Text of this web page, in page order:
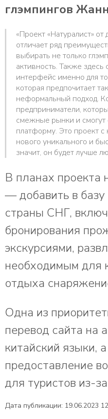
глэмпингов
«Проект «Натуралист»
отличает ряд
выбирать не только
активность. Также
интерфейс именно для
которая предпочитает
неформальный подход.
предприниматели,
смежные рынки и смогут
платформу. Это проект с
нового уникального и
значит, он будет лучше
В планах
— добавить в
страны СНГ,
бронирования
экскурсиями,
необходимым для
отдыха
Одна из
перевод сайта на
китайский языки,
предоставление
для туристов из-
Дата публикации: 19.06.2023